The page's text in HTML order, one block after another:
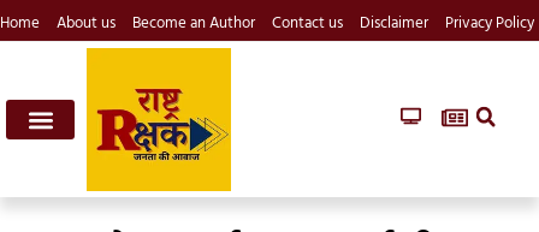
Home About us Become an Author Contact us Disclaimer Privacy Policy